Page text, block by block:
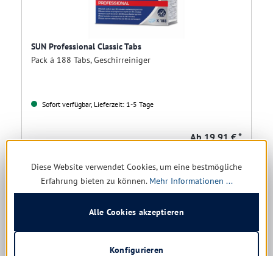
SUN Professional Classic Tabs
Pack á 188 Tabs, Geschirreiniger
Sofort verfügbar, Lieferzeit: 1-5 Tage
Ab19,91 € *
11,12 € * / 1 kg
Details
Diese Website verwendet Cookies, um eine bestmögliche
Erfahrung bieten zu können. Mehr Informationen ...
Konfigurieren
Alle Cookies akzeptieren